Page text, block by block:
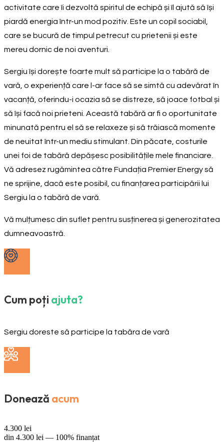
activitate care îi dezvoltă spiritul de echipă și îl ajută să își
piardă energia într-un mod pozitiv. Este un copil sociabil,
care se bucură de timpul petrecut cu prietenii și este
mereu dornic de noi aventuri.
Sergiu își dorește foarte mult să participe la o tabără de
vară, o experiență care l-ar face să se simtă cu adevărat în
vacanță, oferindu-i ocazia să se distreze, să joace fotbal și
să își facă noi prieteni. Această tabără ar fi o oportunitate
minunată pentru el să se relaxeze și să trăiască momente
de neuitat într-un mediu stimulant. Din păcate, costurile
unei foi de tabără depășesc posibilitățile mele financiare.
Vă adresez rugămintea către Fundația Premier Energy să
ne sprijine, dacă este posibil, cu finanțarea participării lui
Sergiu la o tabără de vară.
Vă mulțumesc din suflet pentru susținerea și generozitatea
dumneavoastră.
Cum poți ajuta?
Sergiu doreste să participe la tabăra de vară
Donează acum
4.300 lei
din 4.300 lei — 100% finanțat